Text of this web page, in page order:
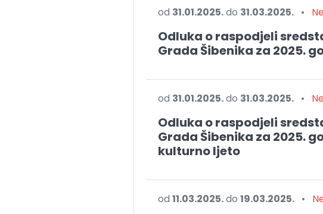
od 31.01.2025.do 31.03.2025. •
Odluka o raspodjeli
Grada Šibenika za 2025.
od 31.01.2025.do 31.03.2025. •
Odluka o raspodjeli
Grada Šibenika za 2025.
kulturno ljeto
od 11.03.2025.do 19.03.2025. •